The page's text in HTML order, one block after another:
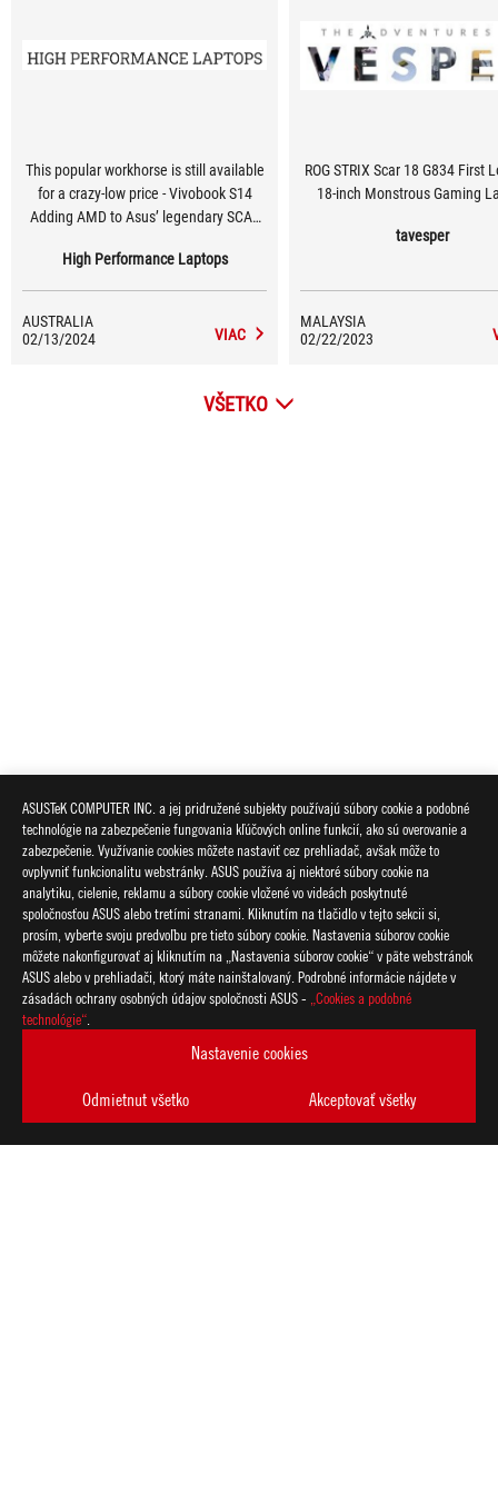
ASUSTeK COMPUTER INC. a jej pridružené subjekty používajú súbory cookie a podobné
technológie na zabezpečenie fungovania kľúčových online funkcií, ako sú overovanie a
zabezpečenie. Využívanie cookies môžete nastaviť cez prehliadač, avšak môže to
ovplyvniť funkcionalitu webstránky. ASUS používa aj niektoré súbory cookie na
analytiku, cielenie, reklamu a súbory cookie vložené vo videách poskytnuté
spoločnosťou ASUS alebo tretími stranami. Kliknutím na tlačidlo v tejto sekcii si,
prosím, vyberte svoju predvoľbu pre tieto súbory cookie. Nastavenia súborov cookie
môžete nakonfigurovať aj kliknutím na „Nastavenia súborov cookie“ v päte webstránok
ASUS alebo v prehliadači, ktorý máte nainštalovaný. Podrobné informácie nájdete v
zásadách ochrany osobných údajov spoločnosti ASUS - „Cookies a podobné
technológie“
Nastavenie cookies
Odmietnut všetko Akceptovať všetky
This popular workhorse is still available
for a crazy-low price - Vivobook S14
Adding AMD to Asus’ legendary SCAR
Strix Scar 17 Superlative performance
and excellent ergonomics make it one
High Performance Laptops
AUSTRALIA
02/13/2024
VIAC
ROG STRIX Scar 18 G834 First
18-inch Monstrous Gaming
tavesper
MALAYSIA
02/22/2023
VŠETKO